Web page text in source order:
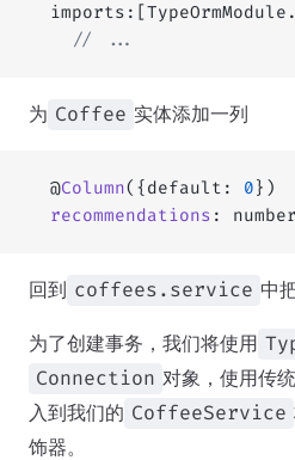
  imports:[TypeOrmModule.
    // ...
为 Coffee 实体添加一列
  @
Column({default: 0 })
  recommendations
:
回到 coffees.service 中
为了创建事务，我们将使用
Connection 对象，使用传
入到我们的 CoffeeService
饰器。